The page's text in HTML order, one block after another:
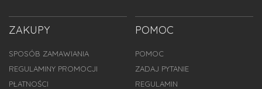
ZAKUPY
SPOSÓB ZAMAWIANIA
REGULAMINY PROMOCJI
PŁATNOŚCI
POMOC
POMOC
ZADAJ PYTANIE
REGULAMIN